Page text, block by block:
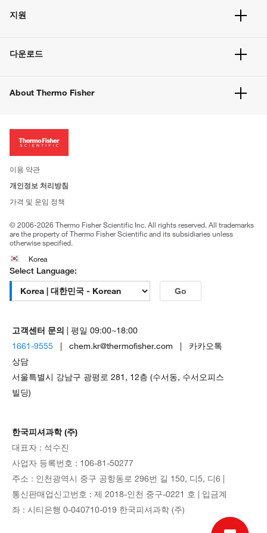
주문 방법
벌크 주문
지원
고객 센터
웹사이트 개선사항
다운로드
About Thermo Fisher
투자자
사회적 책임
브랜드
이용 약관
개인정보 처리방침
가격 및 운임 정책
© 2006-2026 Thermo Fisher Scientific Inc. All rights reserved. All trademarks
are the property of Thermo Fisher Scientific and its subsidiaries unless
otherwise specified.
Korea
Select Language:
Go
고객센터 문의 | 평일 09:00~18:00
1661-9555 | chem.kr@thermofisher.com | 카카오톡
상담
서울특별시 강남구 광평로 281, 12층 (수서동, 수서오피스
빌딩)
한국피셔과학 (주)
대표자 : 석수진
사업자 등록번호 : 106-81-50277
주소 : 인천광역시 중구 공항동로 296번 길 150, 디5, 디6 |
통신판매업신고번호 : 제 2018-인천 중구-0221 호 | 입금계
좌 : 시티은행 0-040710-019 한국피셔과학 (주)